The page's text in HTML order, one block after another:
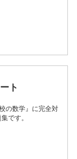
ト
の数学』に完全対
です。